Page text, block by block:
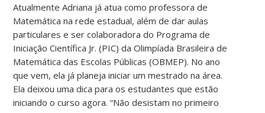
Atualmente Adriana já atua como professora de
Matemática na rede estadual, além de dar aulas
particulares e ser colaboradora do Programa de
Iniciação Científica Jr. (PIC) da Olimpíada Brasileira de
Matemática das Escolas Públicas (OBMEP). No ano
que vem, ela já planeja iniciar um mestrado na área.
Ela deixou uma dica para os estudantes que estão
iniciando o curso agora. “Não desistam no primeiro